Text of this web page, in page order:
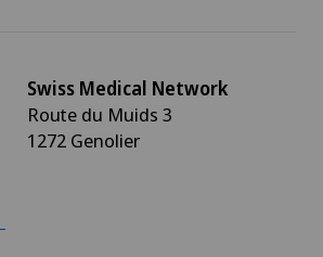
Swiss Medical Network
Route du Muids 3
1272 Genolier